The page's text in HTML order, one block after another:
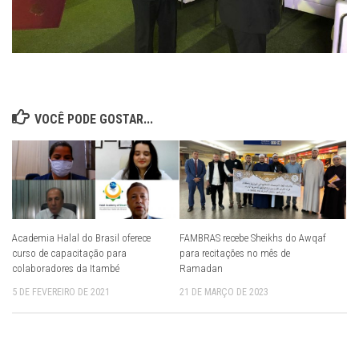
VOCÊ PODE GOSTAR...
Academia Halal do Brasil oferece
curso de capacitação para
colaboradores da Itambé
5 DE FEVEREIRO DE 2021
FAMBRAS recebe Sheikhs do Awqaf
para recitações no mês de
Ramadan
21 DE MARÇO DE 2023